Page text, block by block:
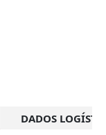
DADOS